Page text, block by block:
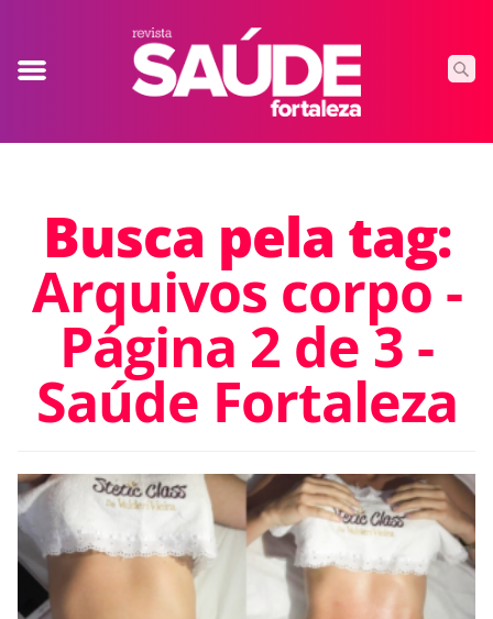
Busca pela tag:
Arquivos corpo -
Página 2 de 3 -
Saúde Fortaleza